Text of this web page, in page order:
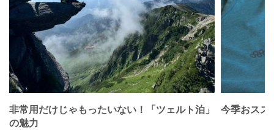
非常用だけじゃもったいない！「ツェルト泊」
の魅力
今季おスス